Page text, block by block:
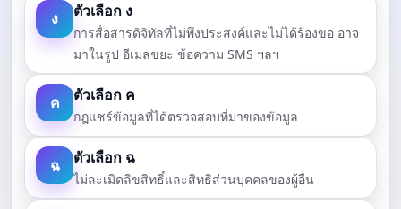
ง ตัวเลือก ง
การสื่อสารดิจิทัลที่ไม่พึงประสงค์และไม่ได้ร้องขอ อาจ
มาในรูป อีเมลขยะ ข้อความ SMS ฯลฯ
ค ตัวเลือก ค
กฎแชร์ข้อมูลที่ได้ตรวจสอบที่มาของข้อมูล
ฉ ตัวเลือก ฉ
ไม่ละเมิดลิขสิทธิ์และสิทธิส่วนบุคคลของผู้อื่น